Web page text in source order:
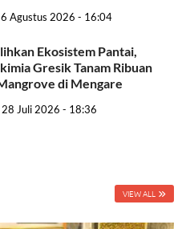
6 Agustus 2026 - 16:04
Ekosistem Pantai,
Gresik Tanam Ribuan
di Mengare
28 Juli 2026 - 18:36
VIEW ALL